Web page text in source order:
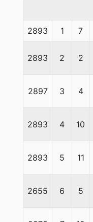
2893 1 7
2893 2 2
2897 3 4
2893 4 10
2893 5 11
2655 6 5